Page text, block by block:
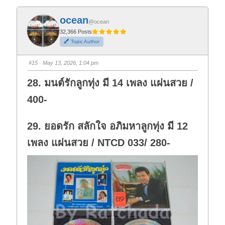
k
f
o
r
t
h
u
m
d
o
n
.
k
o
r
t
h
u
m
u
p
ocean@ocean
32,366 Posts
Topic Author
#15 · May 13, 2026, 1:04 pm
28. มนต์รักลูกทุ่ง มี 14 เพลง แผ่นสวย /
400-
29. ยอดรัก สลักใจ อภิมหาลูกทุ่ง มี 12
เพลง แผ่นสวย / NTCD 033/ 280-